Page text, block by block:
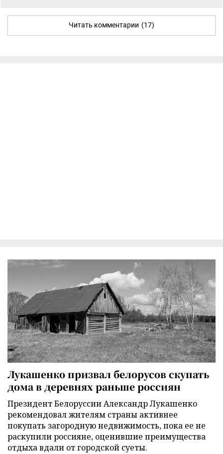
Читать комментарии (17)
Лукашенко призвал белорусов скупать
дома в деревнях раньше россиян
Президент Белоруссии Александр Лукашенко
рекомендовал жителям страны активнее
покупать загородную недвижимость, пока ее не
раскупили россияне, оценившие преимущества
отдыха вдали от городской суеты.